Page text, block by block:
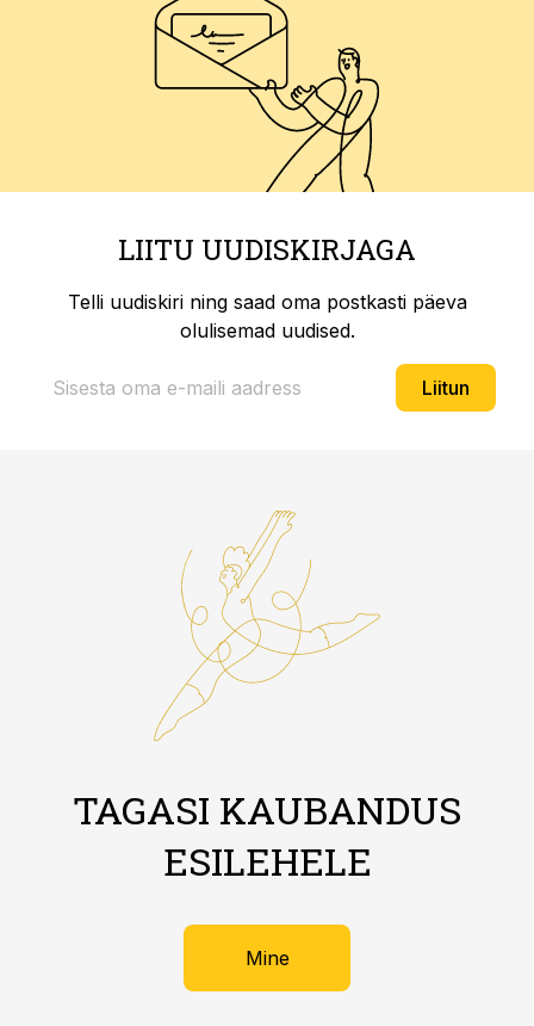
LIITU UUDISKIRJAGA
Telli uudiskiri ning saad oma postkasti päeva
olulisemad uudised.
Liitun
TAGASI KAUBANDUS
ESILEHELE
Mine